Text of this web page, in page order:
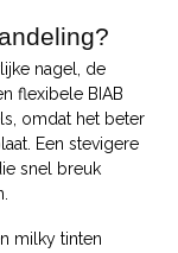
nagel, de
flexibele BIAB
omdat het beter
Een stevigere
snel breuk
milky tinten